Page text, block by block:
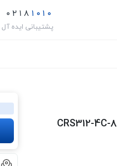
۰۲۱۸ ۱۰۱۰
پشتیبانی ایده آل